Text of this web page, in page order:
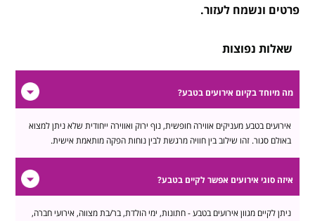
פרטים ונשמח לעזור.
שאלות נפוצות
מה מיוחד בקיום אירועים בטבע?
אירועים בטבע מעניקים אווירה חופשית, נוף ירוק ואווירה ייחודית שלא ניתן למצוא
באולם סגור. זהו שילוב בין חוויה מרגשת לבין נוחות הפקה מותאמת אישית.
איזה סוגי אירועים אפשר לקיים בטבע?
ניתן לקיים מגוון אירועים בטבע - חתונות, ימי הולדת, בר/בת מצווה, אירועי חברה,